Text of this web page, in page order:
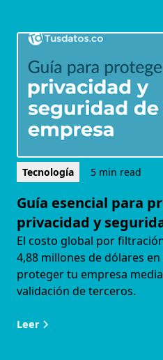
Tecnología 5 min read
Guía esencial para
privacidad y
El costo global por
4,88 millones de dólares
proteger tu empresa
validación de terceros.
Leer